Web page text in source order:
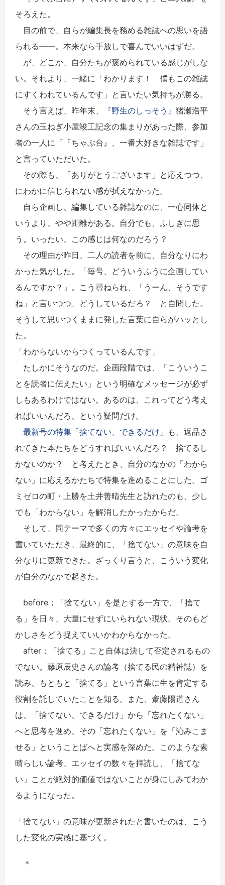
そろえた。
目の前で、自らが編集長を務める雑誌への思いを語
られる――。本来なら手放しで喜んでいいはずだ。
が、どこか、自分たちが褒められている感じがしな
い。それより、一緒に「わかります！ 僕もこの雑誌
にすくわれているんです」と言いたい気持ちが勝る。
そう言えば、昨年末、
『野生のしっそう』 猪瀬浩平
さんの玉ねぎ小屋竣工記念の集まりがあった際、参加
者の一人に「『ちゃぶ台』、一番大好きな雑誌です」
と言っていただいた。
その際も、「ありがとうございます」と応えつつ、
にわかに信じられない感が拭えなかった。
自ら企画し、編集している雑誌なのに、一心同体と
いうより、やや距離がある。自分でも、ふしぎに思
う。いったい、この感じは何なのだろう？
その理由が昨日、二人の読者を前に、自分なりにわ
かった気がした。「毎号、どういうふうに企画してい
るんですか？」。こう尋ねられ、「うーん、そうです
ね」と言いつつ、どうしているだろ？ と自問した。
そうして思いつくままに発した言葉に自らがハッとし
た。
「わからないからつくっているんです」
たしかにそうなのだ。企画段階では、「こういうこ
とを読者に伝えたい」という明確なメッセージが必ず
しもあるわけではない。あるのは、これってどう考え
ればいいんだろ、という疑問だけ。
最新号の特集「捨てない、できるだけ」 も、返品さ
れてきた本たちをどうすればいいんだろ？ 捨てるし
かないのか？ と考えたとき、自分のなかの「わから
ない」に応えるかたちで特集を進めることにした。ゴ
ミゼロの町・上勝を土井善晴先生と訪れたのも、少し
でも「わからない」を解消したかったからだ。
そして、同テーマで多くの方々にエッセイや論考を
書いていただき、最終的に、「捨てない」の意味を自
分なりに更新できた。ざっくり言うと、こういう変化
が自分のなかで起きた。
before；「捨てない」を是とする一方で、「捨て
る」を日々、大量にせずにいられない現状。そのもど
かしさをどう捉えていいかわからなかった。
after；「捨てる」こと自体は決して否定されるもの
でない。藤原辰史さんの論考（捨てる民の精神誌）を
読み、もともと「捨てる」という言葉に生を肯定する
役割を託していたことを知る。また、齋藤陽道さん
は、「捨てない、できるだけ」から「忘れたくない」
へと思考を進め、その「忘れたくない」を「沁みこま
せる」ということばへと実感を深めた。このような素
晴らしい論考、エッセイの数々を拝読し、「捨てな
い」ことが絶対的価値ではないことが身にしみてわか
るようになった。
「捨てない」の意味が更新されたと書いたのは、こう
した変化の実感に基づく。
＊